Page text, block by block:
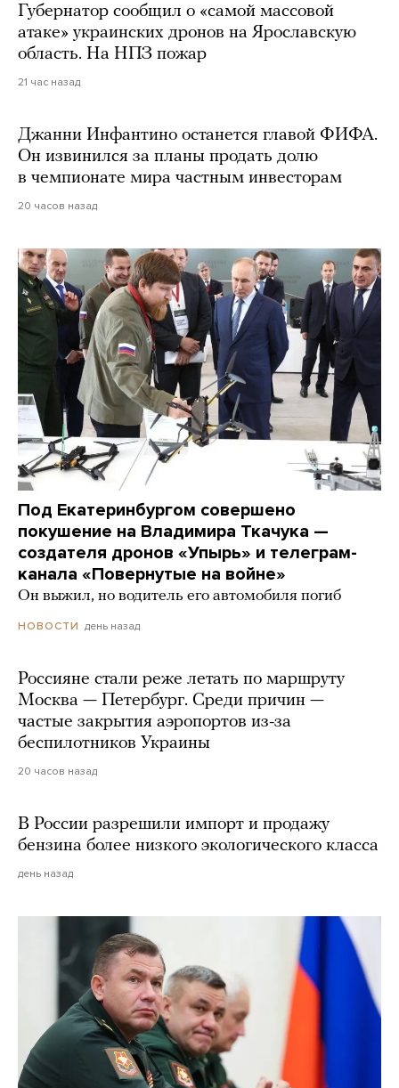
Губернатор сообщил о «самой массовой
атаке» украинских дронов на Ярославскую
область. На НПЗ пожар
21 час назад
Джанни Инфантино останется главой ФИФА.
Он извинился за планы продать долю
в чемпионате мира частным инвесторам
20 часов назад
Под Екатеринбургом совершено
покушение на Владимира Ткачука —
создателя дронов «Упырь» и телеграм-
канала «Повернутые на войне»
Он выжил, но водитель его автомобиля погиб
НОВОСТИ день назад
Россияне стали реже летать по маршруту
Москва — Петербург. Среди причин —
частые закрытия аэропортов из-за
беспилотников Украины
20 часов назад
В России разрешили импорт и продажу
бензина более низкого экологического класса
день назад